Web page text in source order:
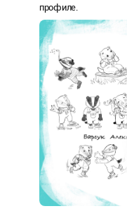
профиле.